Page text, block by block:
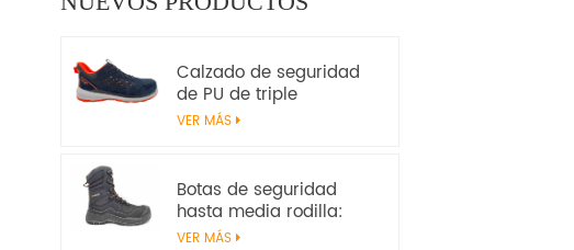
Calzado de seguridad
de PU de triple
densidad | EN ISO
trabajo sin metal
VER MÁS
Botas de seguridad
hasta media rodilla:
resistentes, resistentes
VER MÁS